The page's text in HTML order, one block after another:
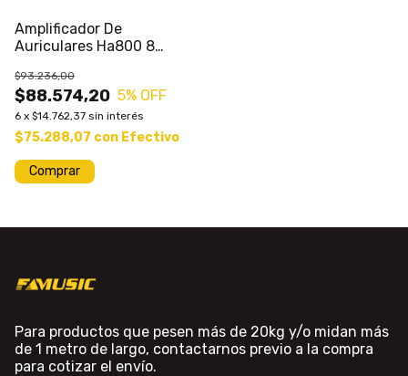
Amplificador De
Auriculares Ha800 8
$88.574,20
$93.236,00
5% OFF
6 x $14.762,37 sin interés
$75.288,07 con Efectivo
Para productos que pesen más de 20kg y/o midan más
de 1 metro de largo, contactarnos previo a la compra
para cotizar el envío.